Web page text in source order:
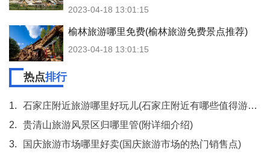
2023-04-18 13:01:15
榆林旅游哪里免费(榆林旅游免费景点推荐)
2023-04-18 13:01:15
热点排行
1.
石家庄附近旅游哪里好玩儿(石家庄附近有哪些值得游玩的地方)
2.
贵清山旅游风景区归哪里管(附详细介绍)
3.
国庆旅游市场哪里好卖(国庆旅游市场的热门销售点)